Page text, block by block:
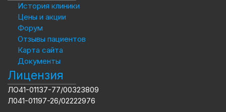
История клиники
Цены и акции
Форум
Отзывы пациентов
Карта сайта
Документы
Лицензия
ЛО41-01137-77/00323809
Л041-01197-26/02222976